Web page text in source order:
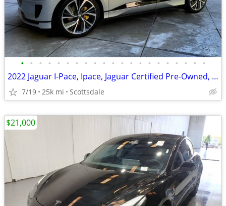
• • • • • • • • • • • • • • • • • • • • •
2022 Jaguar I-Pace, Ipace, Jaguar Certified Pre-Owned, Tesla model y 3
7/19 25k mi Scottsdale
$21,000